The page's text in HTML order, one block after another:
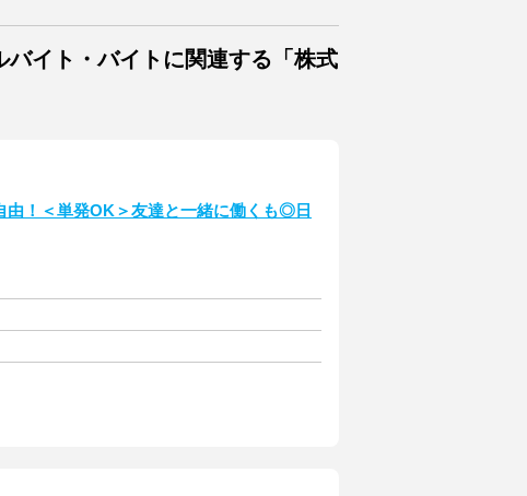
バイト・バイトに関連する「株式
由！＜単発OK＞友達と一緒に働くも◎日